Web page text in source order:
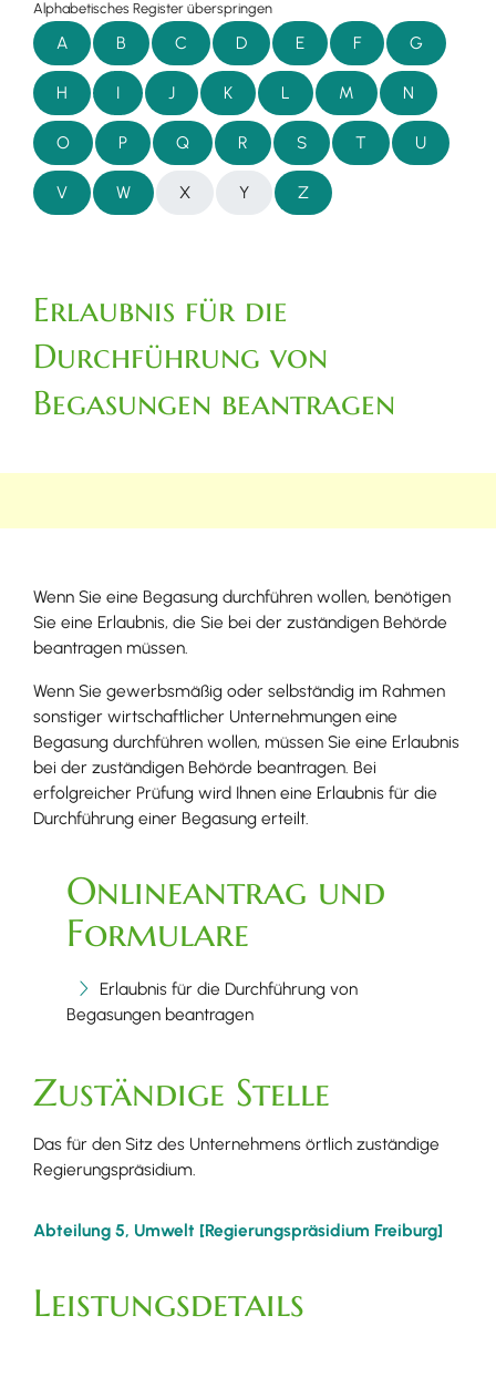
Alphabetisches Register überspringen
A B C D E F G
H I J K L M N
O P Q R S T U
V W X Y Z
Erlaubnis für die
Durchführung von
Begasungen beantragen
Wenn Sie eine Begasung durchführen wollen, benötigen
Sie eine Erlaubnis, die Sie bei der zuständigen Behörde
beantragen müssen.
Wenn Sie gewerbsmäßig oder selbständig im Rahmen
sonstiger wirtschaftlicher Unternehmungen eine
Begasung durchführen wollen, müssen Sie eine Erlaubnis
bei der zuständigen Behörde beantragen. Bei
erfolgreicher Prüfung wird Ihnen eine Erlaubnis für die
Durchführung einer Begasung erteilt.
Onlineantrag und
Formulare
Erlaubnis für die Durchführung von
Begasungen beantragen
Zuständige Stelle
Das für den Sitz des Unternehmens örtlich zuständige
Regierungspräsidium.
Abteilung 5, Umwelt [Regierungspräsidium Freiburg]
Leistungsdetails